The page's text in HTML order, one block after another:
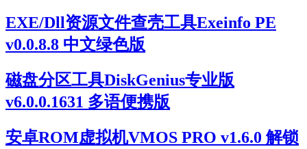
EXE/Dll资源文件查壳工具Exeinfo PE
v0.0.8.8 中文绿色版
磁盘分区工具DiskGenius专业版
v6.0.0.1631 多语便携版
安卓ROM虚拟机VMOS PRO v1.6.0 解锁